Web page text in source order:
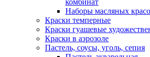
комбинат
Наборы масляных
Краски темперные
Краски гуашевые
Краски в аэрозоле
Пастель, соусы, уголь, сепия